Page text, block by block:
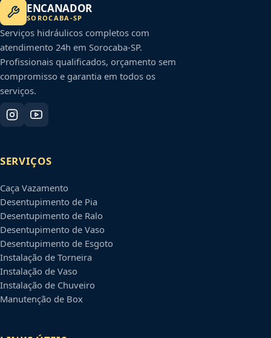
ENCANADOR
SOROCABA -SP
Serviços hidráulicos completos com
atendimento 24h em Sorocaba-SP.
Profissionais qualificados, orçamento sem
compromisso e garantia em todos os
serviços.
SERVIÇOS
Caça Vazamento
Desentupimento de Pia
Desentupimento de Ralo
Desentupimento de Vaso
Desentupimento de Esgoto
Instalação de Torneira
Instalação de Vaso
Instalação de Chuveiro
Manutenção de Box